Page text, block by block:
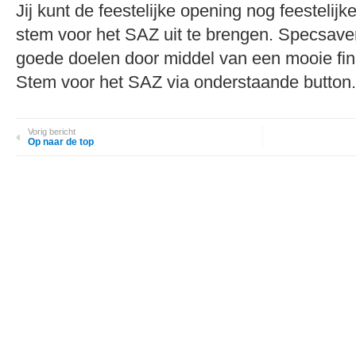
Jij kunt de feestelijke opening nog
stem voor het SAZ uit te brengen.
goede doelen door middel van een mooie
Stem voor het SAZ via onderstaande button.
Vorig bericht
Op naar de top